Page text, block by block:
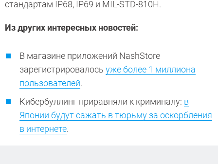
стандартам IP68, IP69 и MIL-STD-810H.
Из других интересных новостей:
В магазине приложений NashStore
зарегистрировалось уже более 1 миллиона
пользователей.
Кибербуллинг приравняли к криминалу: в
Японии будут сажать в тюрьму за оскорбления
в интернете.